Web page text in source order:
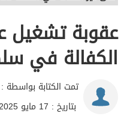
عقوبة تشغيل
الكفالة في
تمت الكتابة بواسطة :
بتاريخ : 17 مايو 2025 , 12:38